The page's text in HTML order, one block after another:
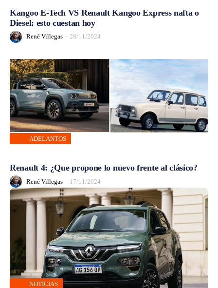
Kangoo E-Tech VS Renault Kangoo Express nafta o
Diesel: esto cuestan hoy
René Villegas - 28/11/2024
ADELANTOS
Renault 4: ¿Que propone lo nuevo frente al clásico?
René Villegas - 17/11/2024
NOTICIAS